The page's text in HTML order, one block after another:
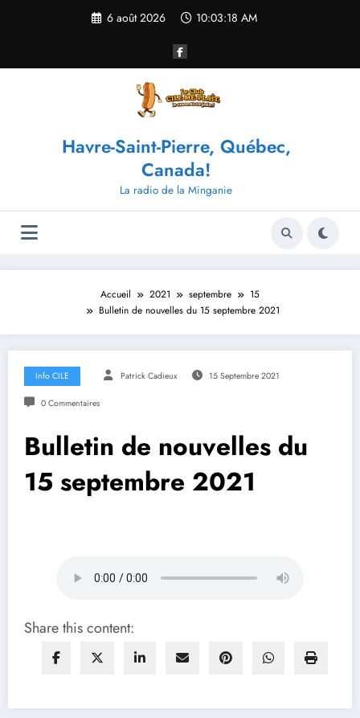
6 août 2026 10:03:18 AM
Havre-Saint-Pierre, Québec,
Canada!
La radio de la Minganie
Accueil 2021 septembre
15
Bulletin de nouvelles du 15 septembre 2021
Info CILE Patrick Cadieux 15 Septembre 2021
0 Commentaires
Bulletin de nouvelles du
15 septembre 2021
Share this content: